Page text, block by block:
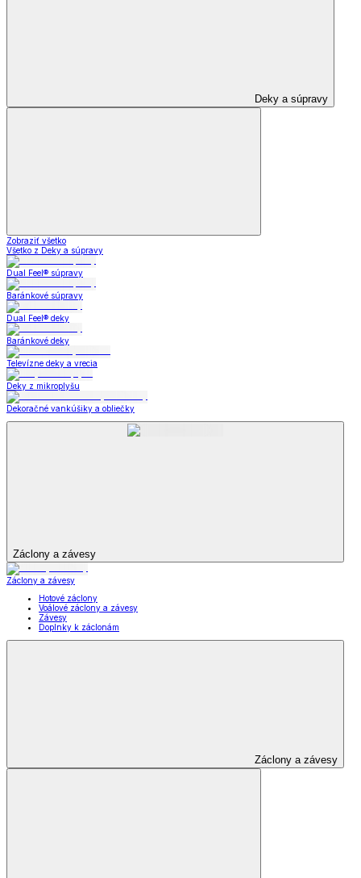
Deky a súpravy
Zobraziť všetko
Všetko z Deky a súpravy
Dual Feel® súpravy
Baránkové súpravy
Dual Feel® deky
Baránkové deky
Televízne deky a vrecia
Deky z mikroplyšu
Dekoračné vankúšiky a obliečky
Záclony a závesy
Záclony a závesy
Hotové záclony
Voálové záclony a závesy
Závesy
Doplnky k záclonám
Záclony a závesy